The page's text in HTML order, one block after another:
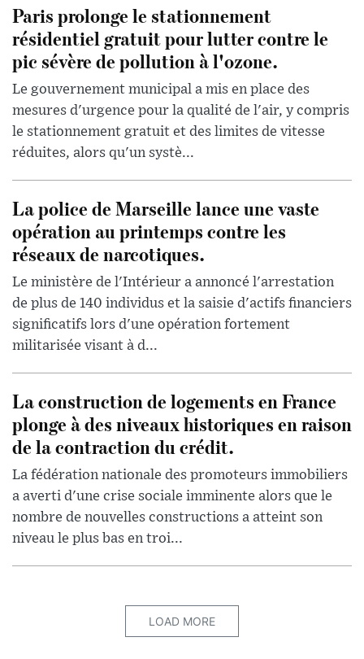
Paris prolonge le stationnement
résidentiel gratuit pour lutter contre le
pic sévère de pollution à l'ozone.
Le gouvernement municipal a mis en place des
mesures d'urgence pour la qualité de l'air, y compris
le stationnement gratuit et des limites de vitesse
réduites, alors qu'un systè...
La police de Marseille lance une vaste
opération au printemps contre les
réseaux de narcotiques.
Le ministère de l'Intérieur a annoncé l'arrestation
de plus de 140 individus et la saisie d'actifs financiers
significatifs lors d'une opération fortement
militarisée visant à d...
La construction de logements en France
plonge à des niveaux historiques en raison
de la contraction du crédit.
La fédération nationale des promoteurs immobiliers
a averti d'une crise sociale imminente alors que le
nombre de nouvelles constructions a atteint son
niveau le plus bas en troi...
LOAD MORE